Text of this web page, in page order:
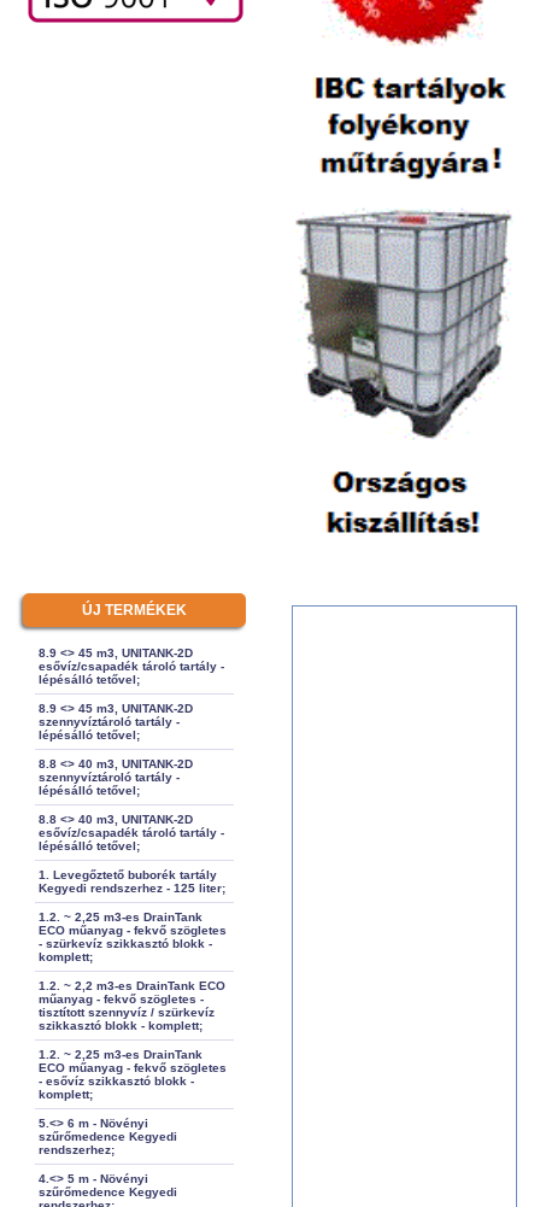
ÚJ TERMÉKEK
8.9 <> 45 m3, UNITANK-2D
esővíz/csapadék tároló tartály -
lépésálló tetővel;
8.9 <> 45 m3, UNITANK-2D
szennyvíztároló tartály -
lépésálló tetővel;
8.8 <> 40 m3, UNITANK-2D
szennyvíztároló tartály -
lépésálló tetővel;
8.8 <> 40 m3, UNITANK-2D
esővíz/csapadék tároló tartály -
lépésálló tetővel;
1. Levegőztető buborék tartály
Kegyedi rendszerhez - 125 liter;
1.2. ~ 2,25 m3-es DrainTank
ECO műanyag - fekvő szögletes
- szürkevíz szikkasztó blokk -
komplett;
1.2. ~ 2,2 m3-es DrainTank ECO
műanyag - fekvő szögletes -
tisztított szennyvíz / szürkevíz
szikkasztó blokk - komplett;
1.2. ~ 2,25 m3-es DrainTank
ECO műanyag - fekvő szögletes
- esővíz szikkasztó blokk -
komplett;
5.<> 6 m - Növényi
szűrőmedence Kegyedi
rendszerhez;
4.<> 5 m - Növényi
szűrőmedence Kegyedi